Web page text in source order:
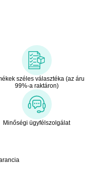
széles választéka (az áru
99%-a raktáron)
Minőségi ügyfélszolgálat